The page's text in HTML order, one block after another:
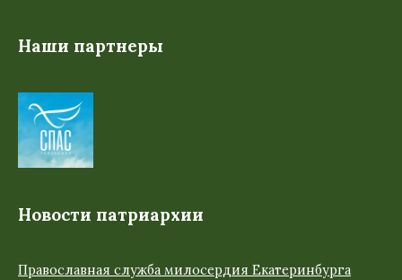
Наши партнеры
Новости патриархии
Православная служба милосердия Екатеринбурга